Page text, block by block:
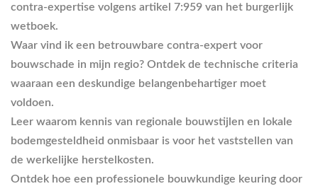
contra-expertise volgens artikel 7:959 van het burgerlijk
wetboek.
Waar vind ik een betrouwbare contra-expert voor
bouwschade in mijn regio? Ontdek de technische criteria
waaraan een deskundige belangenbehartiger moet
voldoen.
Leer waarom kennis van regionale bouwstijlen en lokale
bodemgesteldheid onmisbaar is voor het vaststellen van
de werkelijke herstelkosten.
Ontdek hoe een professionele bouwkundige keuring door